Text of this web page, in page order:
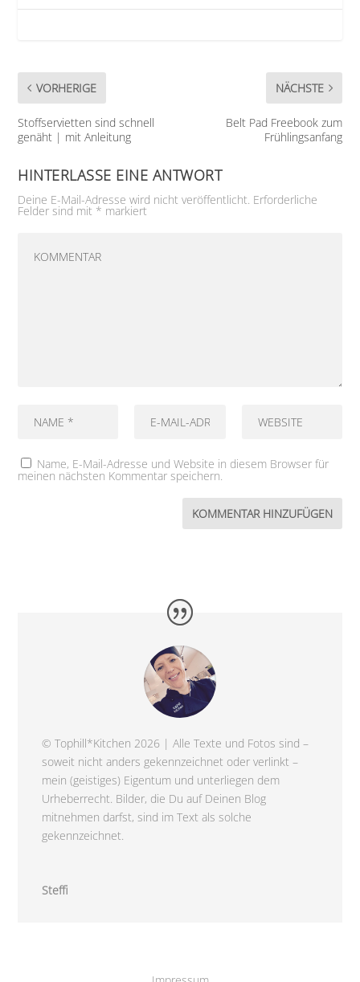
VORHERIGE
Stoffservietten sind schnell
genäht | mit Anleitung
NÄCHSTE
Belt Pad Freebook zum
Frühlingsanfang
HINTERLASSE EINE ANTWORT
Deine E-Mail-Adresse wird nicht veröffentlicht. Erforderliche
Felder sind mit * markiert
Name, E-Mail-Adresse und Website in diesem Browser für
meinen nächsten Kommentar speichern.
© Tophill*Kitchen 2026 | Alle Texte und Fotos sind –
soweit nicht anders gekennzeichnet oder verlinkt –
mein (geistiges) Eigentum und unterliegen dem
Urheberrecht. Bilder, die Du auf Deinen Blog
mitnehmen darfst, sind im Text als solche
gekennzeichnet.
Steffi